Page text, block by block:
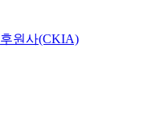
후원사(CKIA)